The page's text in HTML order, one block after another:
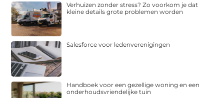
Verhuizen zonder stress? Zo voorkom je dat
kleine details grote problemen worden
Salesforce voor ledenverenigingen
Handboek voor een gezellige woning en een
onderhoudsvriendelijke tuin